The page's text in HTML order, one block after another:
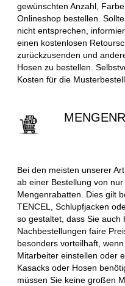
gewünschten Anzahl,
Onlineshop bestellen.
nicht entsprechen,
einen kostenlosen
zurückzusenden und
Hosen zu bestellen.
Kosten für die
Bei den meisten unserer
ab einer Bestellung von
Mengenrabatten. Dies gilt
TENCEL, Schlupfjacken
so gestaltet, dass Sie auch
Nachbestellungen faire
besonders vorteilhaft,
Mitarbeiter einstellen oder
Kasacks oder Hosen
müssen Sie keine großen